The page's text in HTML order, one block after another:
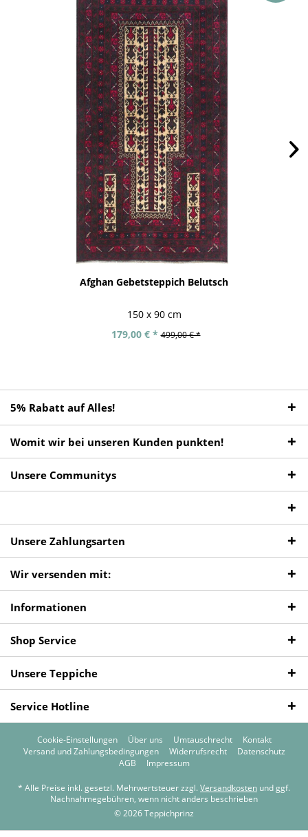
Afghan Gebetsteppich Belutsch
150 x 90 cm
179,00 € * 499,00 € *
5% Rabatt auf Alles!
Womit wir bei unseren Kunden punkten!
Unsere Communitys
Unsere Zahlungsarten
Wir versenden mit:
Informationen
Shop Service
Unsere Teppiche
Service Hotline
Cookie-Einstellungen Über uns Umtauschrecht
Kontakt
Versand und Zahlungsbedingungen
Widerrufsrecht
Datenschutz
AGB
Impressum
* Alle Preise inkl. gesetzl. Mehrwertsteuer zzgl. Versandkosten und ggf.
Nachnahmegebühren, wenn nicht anders beschrieben
© 2026 Teppichprinz